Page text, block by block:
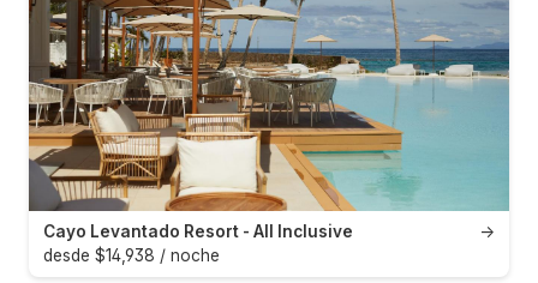
→
Cayo Levantado Resort - All Inclusive
desde $14,938 / noche